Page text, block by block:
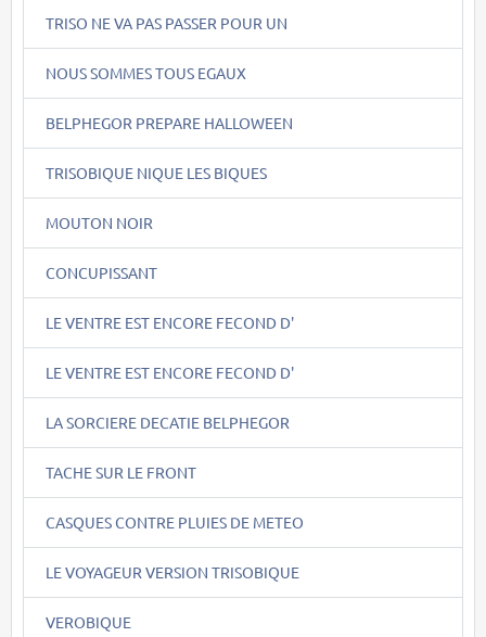
TRISO NE VA PAS PASSER POUR UN
NOUS SOMMES TOUS EGAUX
BELPHEGOR PREPARE HALLOWEEN
TRISOBIQUE NIQUE LES BIQUES
MOUTON NOIR
CONCUPISSANT
LE VENTRE EST ENCORE FECOND D'
LE VENTRE EST ENCORE FECOND D'
LA SORCIERE DECATIE BELPHEGOR
TACHE SUR LE FRONT
CASQUES CONTRE PLUIES DE METEO
LE VOYAGEUR VERSION TRISOBIQUE
VEROBIQUE